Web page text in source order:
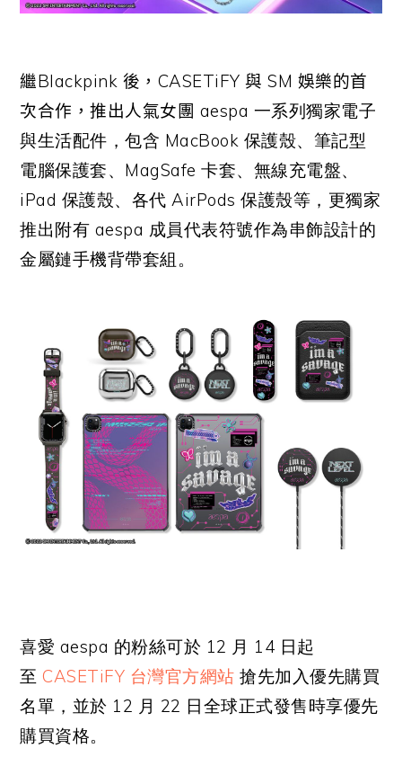
繼Blackpink 後， CASETiFY與 SM 娛樂的首
次合作，推出人氣女團 aespa 一系列獨家電子
與生活配件，包含 MacBook 保護殼、筆記型
電腦保護套、MagSafe 卡套、無線充電盤、
iPad 保護殼、各代 AirPods 保護殼等，更獨家
推出附有 aespa 成員代表符號作為串飾設計的
金屬鏈手機背帶套組。
喜愛 aespa 的粉絲可於 12 月 14 日起
至CASETiFY 台灣官方網站 搶先加入優先購買
名單，並於 12 月 22 日全球正式發售時享優先
購買資格。